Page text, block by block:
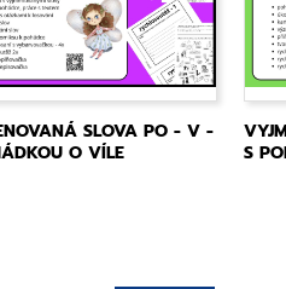
SLOVA PO - V -
O VÍLE
S